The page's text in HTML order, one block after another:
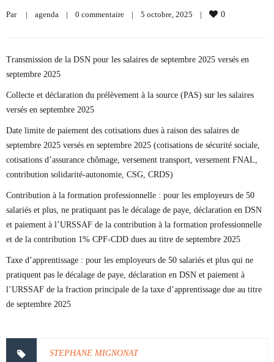
Par | agenda | 0 commentaire | 5 octobre, 2025 | 0
Transmission de la DSN pour les salaires de septembre 2025 versés en
septembre 2025
Collecte et déclaration du prélèvement à la source (PAS) sur les salaires
versés en septembre 2025
Date limite de paiement des cotisations dues à raison des salaires de
septembre 2025 versés en septembre 2025 (cotisations de sécurité sociale,
cotisations d’assurance chômage, versement transport, versement FNAL,
contribution solidarité-autonomie, CSG, CRDS)
Contribution à la formation professionnelle : pour les employeurs de 50
salariés et plus, ne pratiquant pas le décalage de paye, déclaration en DSN
et paiement à l’URSSAF de la contribution à la formation professionnelle
et de la contribution 1% CPF-CDD dues au titre de septembre 2025
Taxe d’apprentissage : pour les employeurs de 50 salariés et plus qui ne
pratiquent pas le décalage de paye, déclaration en DSN et paiement à
l’URSSAF de la fraction principale de la taxe d’apprentissage due au titre
de septembre 2025
STEPHANE MIGNONAT